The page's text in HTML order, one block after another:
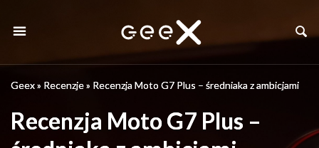
Geex» Recenzje» Recenzja Moto G7 Plus – średniaka z ambicjami
Recenzja Moto G7 Plus –